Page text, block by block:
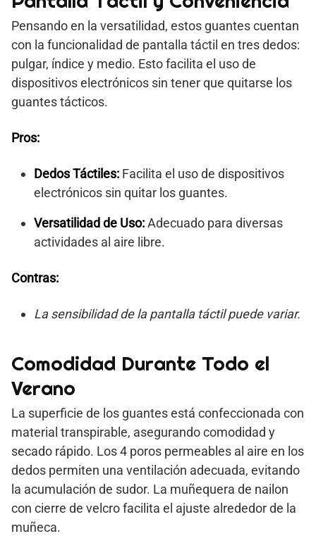
Pensando en la versatilidad, estos guantes cuentan
con la funcionalidad de pantalla táctil en tres dedos:
pulgar, índice y medio. Esto facilita el uso de
dispositivos electrónicos sin tener que quitarse los
guantes tácticos.
Pros:
Dedos Táctiles: Facilita el uso de dispositivos
electrónicos sin quitar los guantes.
Versatilidad de Uso:Adecuado para diversas
actividades al aire libre.
Contras:
La sensibilidad de la pantalla táctil puede variar.
Comodidad Durante Todo el
Verano
La superficie de los guantes está confeccionada con
material transpirable, asegurando comodidad y
secado rápido. Los 4 poros permeables al aire en los
dedos permiten una ventilación adecuada, evitando
la acumulación de sudor. La muñequera de nailon
con cierre de velcro facilita el ajuste alrededor de la
muñeca.